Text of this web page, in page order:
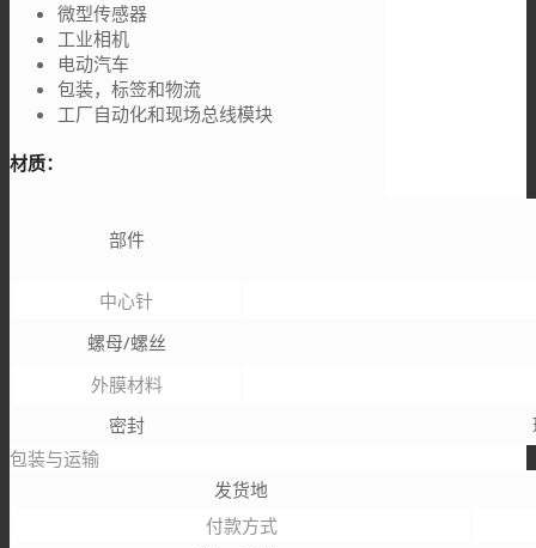
微型传感器
工业相机
电动汽车
包装，标签和物流
工厂自动化和现场总线模块
材质：
部件
中心针
螺母/螺丝
外膜材料
密封
包装与运输
发货地
付款方式